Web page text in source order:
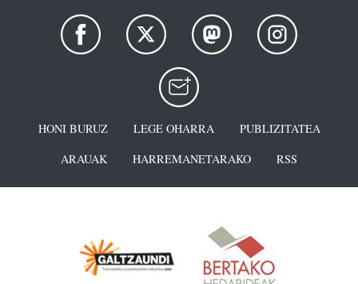
HONI BURUZ LEGE OHARRA
PUBLIZITATEA
ARAUAK
HARREMANETARAKO RSS